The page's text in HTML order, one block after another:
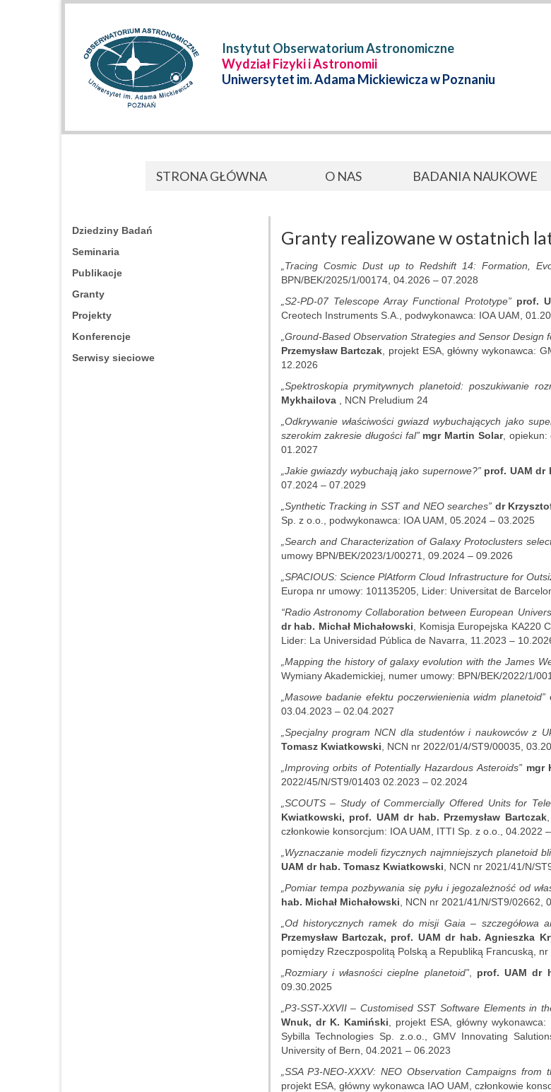
Instytut Obserwatorium Astronomiczne
Wydział Fizyki i Astronomii
Uniwersytet im. Adama Mickiewicza w Poznaniu
STRONA GŁÓWNA O NAS BADANIA NAUKOWE
Granty realizowane w ostatnich
„Tracing Cosmic Dust up to Redshift 14: Formation,
BPN/BEK/2025/1/00174, 04.2026 – 07.2028
„S2-PD-07 Telescope Array Functional Prototype” prof.
Creotech Instruments S.A., podwykonawca: IOA UAM,
„Ground-Based Observation Strategies and Sensor
Przemysław Bartczak , projekt ESA, główny wykonawca:
12.2026
„Spektroskopia prymitywnych planetoid: poszukiwanie
Mykhailova
, NCN Preludium 24
„Odkrywanie właściwości gwiazd wybuchających jako
szerokim zakresie długości fal” mgr Martin Solar, opiekun:
01.2027
„Jakie gwiazdy wybuchają jako supernowe?” prof. UAM dr
07.2024 – 07.2029
„Synthetic Tracking in SST and NEO searches” dr
Sp. z o.o., podwykonawca: IOA UAM, 05.2024 – 03.2025
„Search and Characterization of Galaxy Protoclusters
umowy BPN/BEK/2023/1/00271, 09.2024 – 09.2026
„SPACIOUS: Science PlAtform Cloud Infrastructure for
Europa nr umowy: 101135205, Lider: Universitat de
“Radio Astronomy Collaboration between European
dr hab. Michał Michałowski , Komisja Europejska KA220
Lider: La Universidad Pública de Navarra, 11.2023 –
„Mapping the history of galaxy evolution with the James
Wymiany Akademickiej, numer umowy: BPN/BEK/2022/1/
„Masowe badanie efektu poczerwienienia widm planetoid”
03.04.2023 – 02.04.2027
„Specjalny program NCN dla studentów i naukowców z
Tomasz Kwiatkowski , NCN nr 2022/01/4/ST9/00035,
„Improving orbits of Potentially Hazardous Asteroids”mgr
2022/45/N/ST9/01403 02.2023 – 02.2024
„SCOUTS – Study of Commercially Offered Units for
Kwiatkowski, prof. UAM dr hab. Przemysław Bartczak
członkowie konsorcjum: IOA UAM, ITTI Sp. z o.o., 04.2022
„Wyznaczanie modeli fizycznych najmniejszych planetoid
UAM dr hab. Tomasz Kwiatkowski , NCN nr 2021/41/N/
„Pomiar tempa pozbywania się pyłu i jegozależność od
hab. Michał Michałowski , NCN nr 2021/41/N/ST9/02662,
„Od historycznych ramek do misji Gaia – szczegółowa
Przemysław Bartczak, prof. UAM dr hab. Agnieszka
pomiędzy Rzeczpospolitą Polską a Republiką Francuską,
„Rozmiary i własności cieplne planetoid”, prof. UAM dr
09.30.2025
„P3-SST-XXVII – Customised SST Software Elements in
Wnuk, dr K. Kamiński , projekt ESA, główny
Sybilla Technologies Sp. z.o.o., GMV Innovating
University of Bern, 04.2021 – 06.2023
„SSA P3-NEO-XXXV: NEO Observation Campaigns from
projekt ESA, główny wykonawca IAO UAM, członkowie
Dziedziny Badań
Seminaria
Publikacje
Granty
Projekty
Konferencje
Serwisy sieciowe